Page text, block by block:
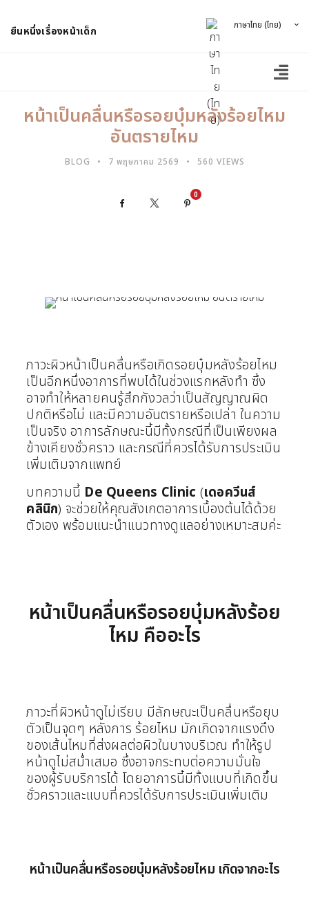
ยืนหนึ่งเรื่องหน้าเด็ก ภาษาไทย (ไทย)
หน้าเป็นคลื่นหรือรอยบุ๋มหลังร้อยไหม
อันตรายไหม
7 พฤษภาคม 2569
BLOG 560 VIEWS
Facebook
0
ภาวะผิวหน้าเป็นคลื่นหรือเกิดรอยบุ๋มหลังร้อยไหม
เป็นอีกหนึ่งอาการที่พบได้ในช่วงแรกหลังทำ ซึ่ง
อาจทำให้หลายคนรู้สึกกังวลว่าเป็นสัญญาณผิด
ปกติหรือไม่ และมีความอันตรายหรือเปล่า ในความ
เป็นจริง อาการลักษณะนี้มีทั้งกรณีที่เป็นเพียงผล
ข้างเคียงชั่วคราว และกรณีที่ควรได้รับการประเมิน
เพิ่มเติมจากแพทย์
บทความนี้ De Queens Clinic (เดอควีนส์
คลินิก) จะช่วยให้คุณสังเกตอาการเบื้องต้นได้ด้วย
ตัวเอง พร้อมแนะนำแนวทางดูแลอย่างเหมาะสมค่ะ
หน้าเป็นคลื่นหรือรอยบุ๋มหลังร้อย
ไหม คืออะไร
ภาวะที่ผิวหน้าดูไม่เรียบ มีลักษณะเป็นคลื่นหรือยุบ
ตัวเป็นจุดๆ หลังการ ร้อยไหม มักเกิดจากแรงดึง
ของเส้นไหมที่ส่งผลต่อผิวในบางบริเวณ ทำให้รูป
หน้าดูไม่สม่ำเสมอ ซึ่งอาจกระทบต่อความมั่นใจ
ของผู้รับบริการได้ โดยอาการนี้มีทั้งแบบที่เกิดขึ้น
ชั่วคราวและแบบที่ควรได้รับการประเมินเพิ่มเติม
หน้าเป็นคลื่นหรือรอยบุ๋มหลังร้อยไหม เกิดจากอะไร